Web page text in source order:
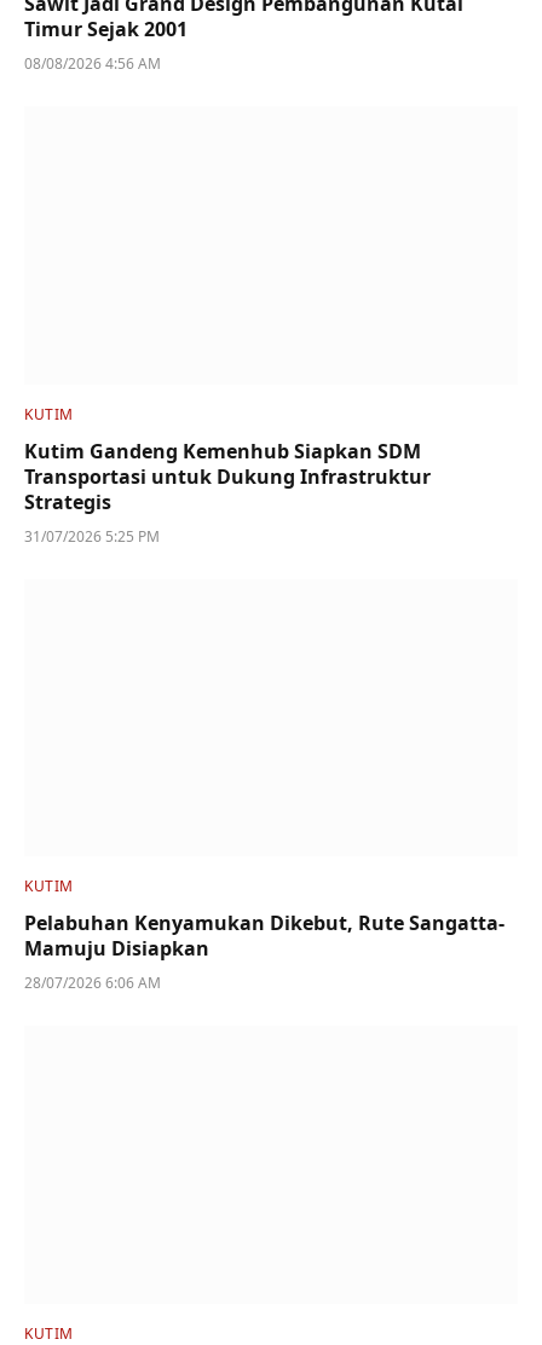
Timur Sejak 2001
08/08/2026 4:56 AM
KUTIM
Kutim Gandeng Kemenhub Siapkan SDM
Transportasi untuk Dukung Infrastruktur
Strategis
31/07/2026 5:25 PM
KUTIM
Pelabuhan Kenyamukan Dikebut, Rute Sangatta-
Mamuju Disiapkan
28/07/2026 6:06 AM
KUTIM